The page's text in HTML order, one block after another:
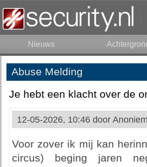
Nieuws
Abuse Melding
Je hebt een klacht over de
12-05-2026, 10:46 door Anoniem
Voor zover ik mij kan
circus) beging jaren